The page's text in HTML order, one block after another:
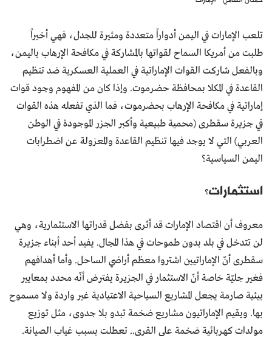
تلعب الإمارات في اليمن أدواراً متعددة ومثيرة للجدل، فهي أخيراً
طلبت من أمريكا السماح لقواتها بالمشاركة في مكافحة الإرهاب باليمن،
وبالفعل شاركت القوات الإماراتية في العملية العسكرية ضد تنظيم
القاعدة في المكلا بمحافظة حضرموت. وإذا كان من المفهوم وجود قوات
إماراتية في مكافحة الإرهاب بحضرموت، فما الذي تفعله هذه القوات
في جزيرة سقطرى (محمية طبيعية وأكبر الجزر الموجودة في الوطن
العربي) التي لا يوجد فيها تنظيم القاعدة والمعزولة عن اضطرابات
اليمن السياسية؟
استثمارات؟
معروف أن اقتصاد الإمارات قد أثرى بفضل قدراتها الاستثمارية، وهي
لن تتدخل في بلد بدون طموحات في هذا المجال. يفيد أحد أبناء جزيرة
سقطرى أنّ الإماراتيين اشتروا معظم أراضي الساحل. وأما أهدافهم
فغير جليّة خاصة أنّ الاستثمار في الجزيرة يفترض أنّه محدد بمعايير
بيئية صارمة يجعل المشاريع السياحية الاعتيادية غير واردة ولا مسموح
بها. ويقيم الإماراتيون مشاريع ضخمة تبدو بلا جدوى، مثل توزيع
مولدات كهربائية ضخمة على القرى.. تعطلت بسبب غياب الصيانة.